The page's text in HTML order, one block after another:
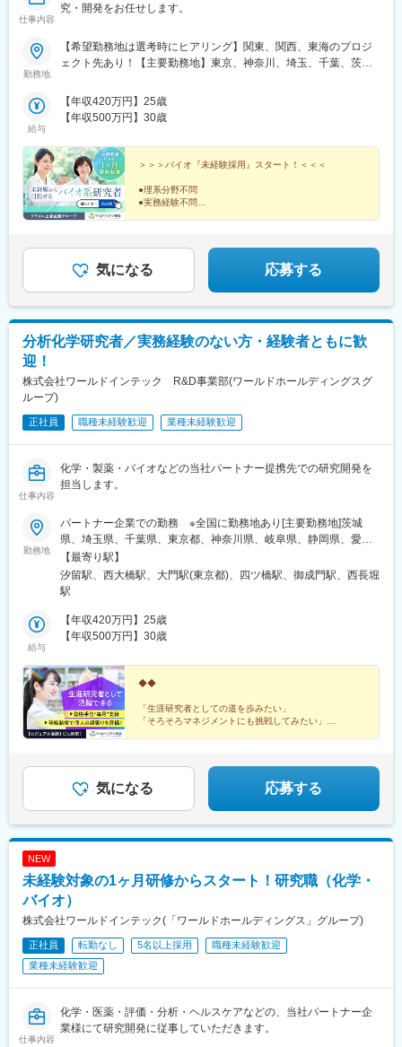
仕事内容
究・開発をお任せします。
勤務地
【希望勤務地は選考時にヒアリング】関東、関西、東海のプロジ
ェクト先あり！【主要勤務地】東京、神奈川、埼玉、千葉、茨
エリア制度導入／全国でスキルを伸ばしたい方も、好きな場所で
研究をしたい方も、ご希望をお聞かせください！詳細は選考時に
ご案内いたします。
給与
【年収420万円】25歳
【年収500万円】30歳
＞＞＞バイオ『未経験採用』スタート！＜＜＜
●理系分野不問
●実務経験不問
ワールドインテックRDの1ヶ月研修制度！
給与をもらいながら、
一から知識・技術を身につけられます！
気になる 応募する
分析化学研究者／実務経験のない方・経験者ともに歓
迎！
株式会社ワールドインテック R&D事業部(ワールドホールディングスグ
ループ)
正社員 職種未経験歓迎 業種未経験歓迎
仕事内容
化学・製薬・バイオなどの当社パートナー提携先での研究開発を
担当します。
勤務地
パートナー企業での勤務 ※全国に勤務地あり[主要勤務地]茨城
県、埼玉県、千葉県、東京都、神奈川県、岐阜県、静岡県、愛知
県、三重県、滋賀県、京都府、大阪府、兵庫県、広島県、福岡県※
勤務地・配属先企業は、十分に話し合った上で、あなたのご経験
やご希望を考慮し決定します。＼NEW！エリア制度導入／全国で
望をお聞かせください！詳細は選考時にご案内いたします。
【最寄り駅】
汐留駅、西大橋駅、大門駅(東京都)、四ツ橋駅、御成門駅、西長堀
駅
給与
【年収420万円】25歳
【年収500万円】30歳
◆◆
「生涯研究者としての道を歩みたい」
「そろそろマネジメントにも挑戦してみたい」
◎カジュアル面談も対応しています。お気軽にご相談く
ださい。
気になる 応募する
NEW
未経験対象の1ヶ月研修からスタート！研究職（化学・
バイオ）
株式会社ワールドインテック(「ワールドホールディングス」グループ)
正社員 転勤なし 5名以上採用
職種未経験歓迎
業種未経験歓迎
仕事内容
化学・医薬・評価・分析・ヘルスケアなどの、当社パートナー企
業様にて研究開発に従事していただきます。